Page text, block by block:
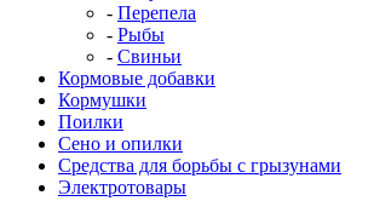
Перепела
Рыбы
Свиньи
Кормовые добавки
Кормушки
Поилки
Сено и опилки
Средства для борьбы с грызунами
Электротовары